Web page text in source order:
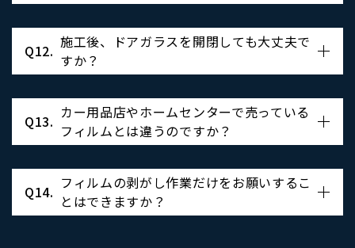
Q12. 施工後、ドアガラスを開閉しても大丈夫で
すか？
Q13. カー用品店やホームセンターで売っている
フィルムとは違うのですか？
Q14. フィルムの剥がし作業だけをお願いするこ
とはできますか？